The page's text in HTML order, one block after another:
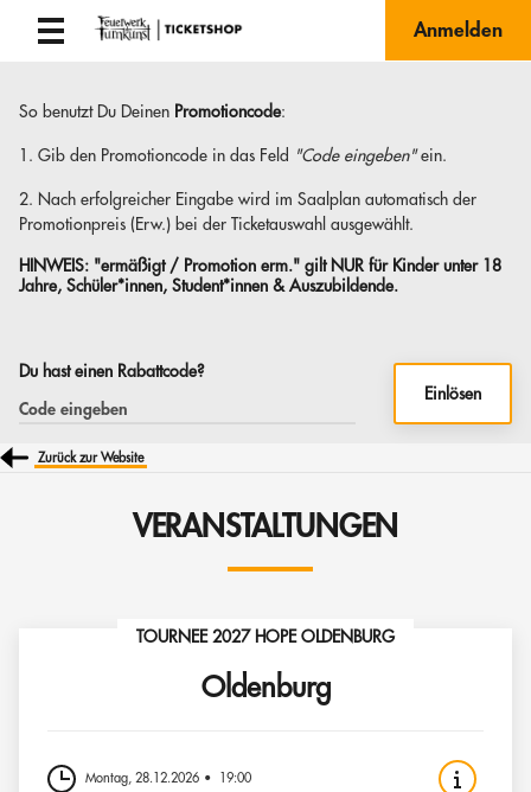
Anmelden
So benutzt Du Deinen Promotioncode:
1. Gib den Promotioncode in das Feld "Code eingeben"ein.
2. Nach erfolgreicher Eingabe wird im Saalplan automatisch der
Promotionpreis (Erw.) bei der Ticketauswahl ausgewählt.
HINWEIS: "ermäßigt / Promotion erm." gilt NUR für Kinder unter 18
Jahre, Schüler*innen, Student*innen & Auszubildende.
Du hast einen Rabattcode?
Einlösen
Zurück zur Website
VERANSTALTUNGEN
TOURNEE 2027 HOPE OLDENBURG
Oldenburg
Montag, 28.12.2026 19:00